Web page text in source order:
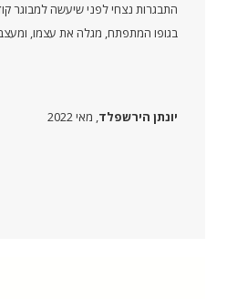
התבגרות נצחי לפני שיעשה למבוגר
בגופו המתפתח, מגלה את עצמו,
יונתן הירשפלד, מאי 2022